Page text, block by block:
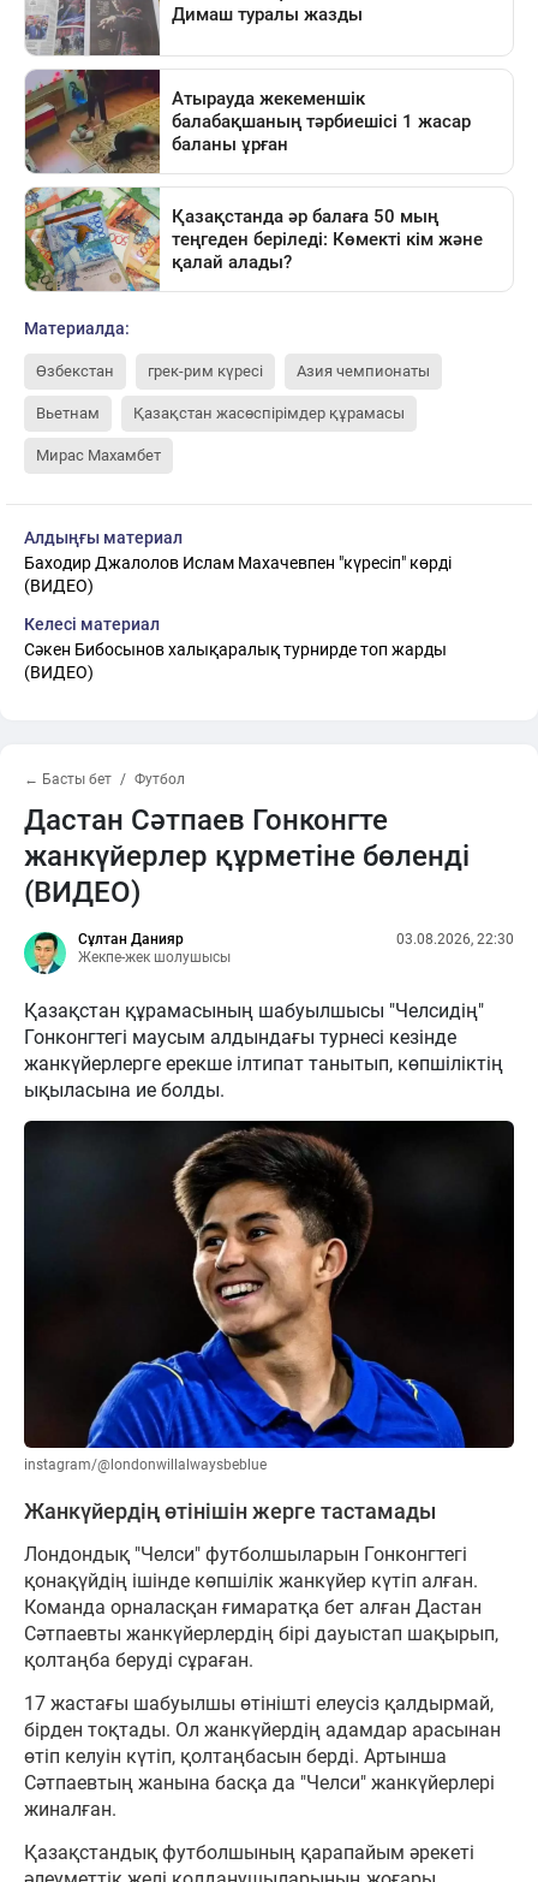
Материалда:
Өзбекстан грек-рим күресі Азия чемпионаты
Вьетнам Қазақстан жасөспірімдер құрамасы
Мирас Махамбет
Алдыңғы материал
Баходир Джалолов Ислам Махачевпен "күресіп" көрді
(ВИДЕО)
Келесі материал
Сәкен Бибосынов халықаралық турнирде топ жарды
(ВИДЕО)
← Басты бет Футбол
Дастан Сәтпаев Гонконгте
жанкүйерлер құрметіне бөленді
(ВИДЕО)
Сұлтан Данияр
Жекпе-жек шолушысы
03.08.2026, 22:30
Қазақстан құрамасының шабуылшысы "Челсидің"
Гонконгтегі маусым алдындағы турнесі кезінде
жанкүйерлерге ерекше ілтипат танытып, көпшіліктің
ықыласына ие болды.
instagram/@londonwillalwaysbeblue
Жанкүйердің өтінішін жерге тастамады
Лондондық "Челси" футболшыларын Гонконгтегі
қонақүйдің ішінде көпшілік жанкүйер күтіп алған.
Команда орналасқан ғимаратқа бет алған Дастан
Сәтпаевты жанкүйерлердің бірі дауыстап шақырып,
қолтаңба беруді сұраған.
17 жастағы шабуылшы өтінішті елеусіз қалдырмай,
бірден тоқтады. Ол жанкүйердің адамдар арасынан
өтіп келуін күтіп, қолтаңбасын берді. Артынша
Сәтпаевтың жанына басқа да "Челси" жанкүйерлері
жиналған.
Қазақстандық футболшының қарапайым әрекеті